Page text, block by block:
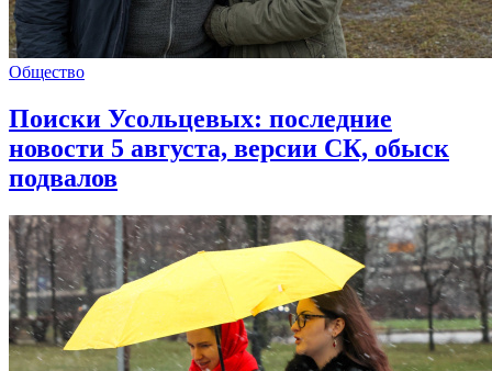
Общество
Поиски Усольцевых: последние
новости 5 августа, версии СК, обыск
подвалов